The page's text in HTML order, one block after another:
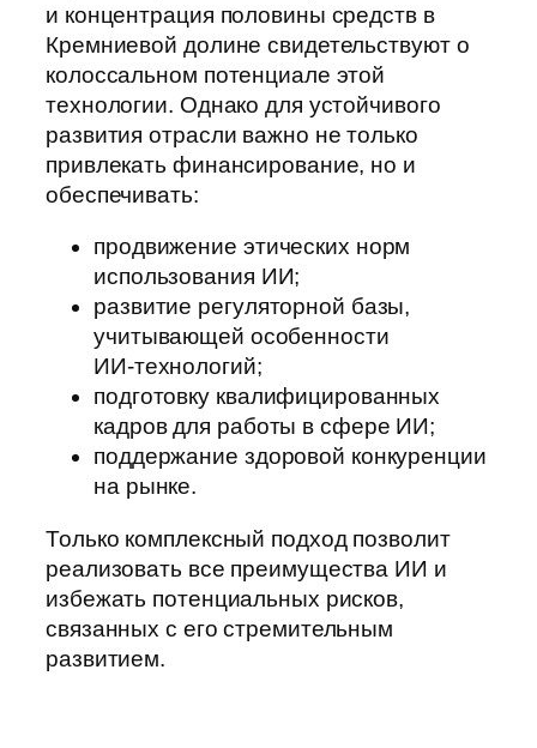
и концентрация половины средств в
Кремниевой долине свидетельствуют о
колоссальном потенциале этой
технологии. Однако для устойчивого
развития отрасли важно не только
привлекать финансирование, но и
обеспечивать:
продвижение этических норм
использования ИИ;
развитие регуляторной базы,
учитывающей особенности
ИИ‑технологий;
подготовку квалифицированных
кадров для работы в сфере ИИ;
поддержание здоровой конкуренции
на рынке.
Только комплексный подход позволит
реализовать все преимущества ИИ и
избежать потенциальных рисков,
связанных с его стремительным
развитием.